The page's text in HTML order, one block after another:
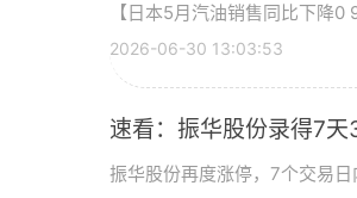
【日本5月汽油销售同比下降
2026-06-30 13:03:53
速看：振华股份录得7天
振华股份再度涨停，7个交易